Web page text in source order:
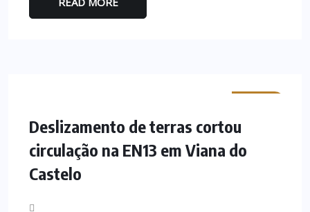
Deslizamento de terras cortou
circulação na EN13 em Viana do
Castelo